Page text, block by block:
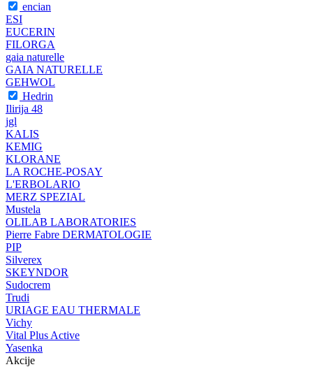
encian
ESI
EUCERIN
FILORGA
gaia naturelle
GAIA NATURELLE
GEHWOL
Hedrin
Ilirija 48
jgl
KALIS
KEMIG
KLORANE
LA ROCHE-POSAY
L'ERBOLARIO
MERZ SPEZIAL
Mustela
OLILAB LABORATORIES
Pierre Fabre DERMATOLOGIE
PIP
Silverex
SKEYNDOR
Sudocrem
Trudi
URIAGE EAU THERMALE
Vichy
Vital Plus Active
Yasenka
Akcije